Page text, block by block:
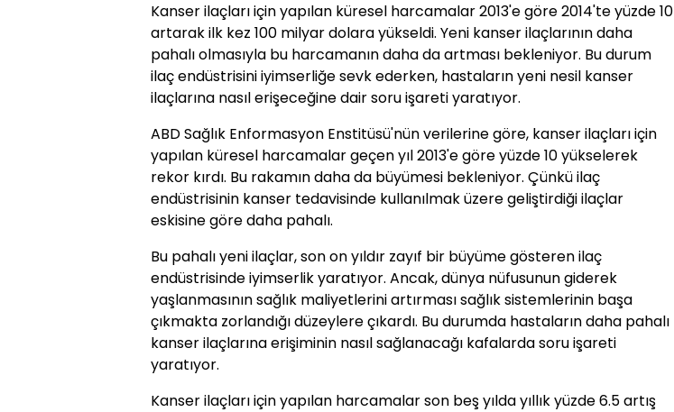
Kanser ilaçları için yapılan küresel harcamalar 2013'e göre 2014'te yüzde 10
artarak ilk kez 100 milyar dolara yükseldi. Yeni kanser ilaçlarının daha
pahalı olmasıyla bu harcamanın daha da artması bekleniyor. Bu durum
ilaç endüstrisini iyimserliğe sevk ederken, hastaların yeni nesil kanser
ilaçlarına nasıl erişeceğine dair soru işareti yaratıyor.
ABD Sağlık Enformasyon Enstitüsü'nün verilerine göre, kanser ilaçları için
yapılan küresel harcamalar geçen yıl 2013'e göre yüzde 10 yükselerek
rekor kırdı. Bu rakamın daha da büyümesi bekleniyor. Çünkü ilaç
endüstrisinin kanser tedavisinde kullanılmak üzere geliştirdiği ilaçlar
eskisine göre daha pahalı.
Bu pahalı yeni ilaçlar, son on yıldır zayıf bir büyüme gösteren ilaç
endüstrisinde iyimserlik yaratıyor. Ancak, dünya nüfusunun giderek
yaşlanmasının sağlık maliyetlerini artırması sağlık sistemlerinin başa
çıkmakta zorlandığı düzeylere çıkardı. Bu durumda hastaların daha pahalı
kanser ilaçlarına erişiminin nasıl sağlanacağı kafalarda soru işareti
yaratıyor.
Kanser ilaçları için yapılan harcamalar son beş yılda yıllık yüzde 6.5 artış